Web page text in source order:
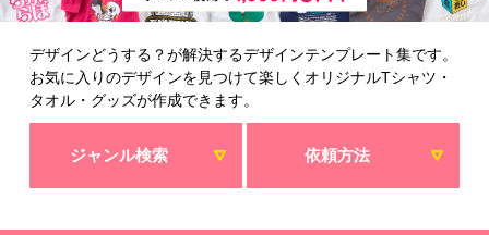
デザインどうする？が解決するデザインテンプレート集です。
お気に入りのデザインを見つけて楽しくオリジナルTシャツ・
タオル・グッズが作成できます。
ジャンル検索 依頼方法